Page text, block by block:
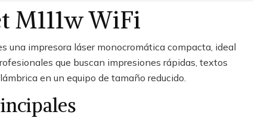
M111w WiFi
una impresora láser monocromática compacta, ideal
que buscan impresiones rápidas, textos
en un equipo de tamaño reducido.